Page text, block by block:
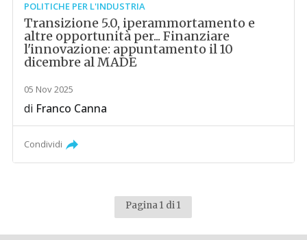
POLITICHE PER L'INDUSTRIA
Transizione 5.0, iperammortamento e
altre opportunità per... Finanziare
l'innovazione: appuntamento il 10
dicembre al MADE
05 Nov 2025
di Franco Canna
Condividi
Pagina 1 di 1